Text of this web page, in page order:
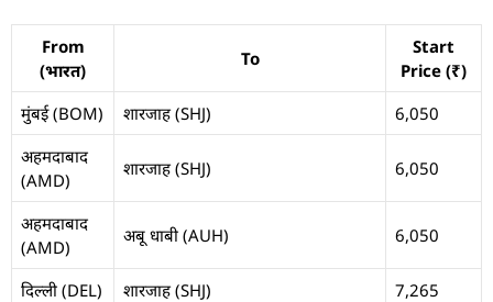
From
(भारत)
To
Start
Price (₹)
मुंबई (BOM)
शारजाह (SHJ)
6,050
अहमदाबाद
(AMD)
शारजाह (SHJ) 6,050
अहमदाबाद
(AMD)
अबू धाबी (AUH) 6,050
दिल्ली (DEL) शारजाह (SHJ)
7,265